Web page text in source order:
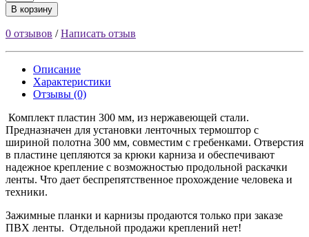
В корзину
0 отзывов /Написать отзыв
Описание
Характеристики
Отзывы (0)
Комплект пластин 300 мм, из нержавеющей стали.
Предназначен для установки ленточных термоштор с
шириной полотна 300 мм, совместим с гребенками. Отверстия
в пластине цепляются за крюки карниза и обеспечивают
надежное крепление с возможностью продольной раскачки
ленты. Что дает беспрепятственное прохождение человека и
техники.
Зажимные планки и карнизы продаются только при заказе
ПВХ ленты. Отдельной продажи креплений нет!